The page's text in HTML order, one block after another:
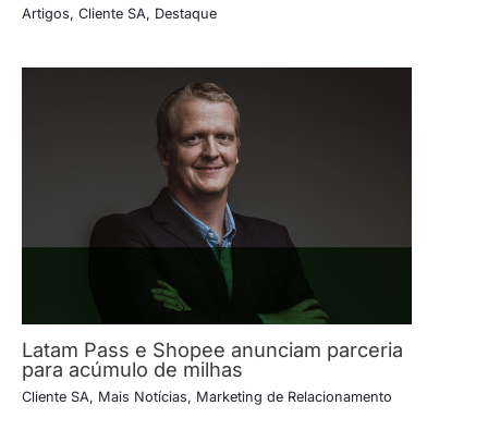
Artigos, Cliente SA, Destaque
Latam Pass e Shopee anunciam parceria
para acúmulo de milhas
Cliente SA, Mais Notícias, Marketing de Relacionamento